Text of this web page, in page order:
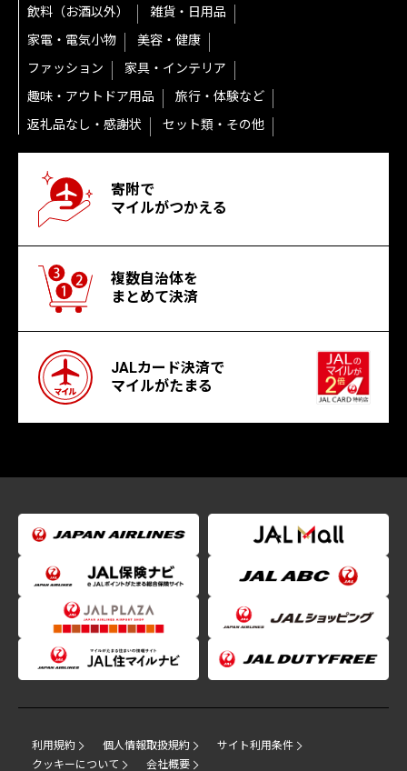
飲料（お酒以外）
雑貨・日用品
家電・電気小物
美容・健康
ファッション
家具・インテリア
趣味・アウトドア用品
旅行・体験など
返礼品なし・感謝状
セット類・その他
寄附で
マイルがつかえる
複数自治体を
まとめて決済
JALカード決済で
マイルがたまる
利用規約 個人情報取扱規約
サイト利用条件
クッキーについて
会社概要